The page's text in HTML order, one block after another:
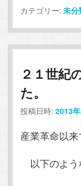
カテゴリー: 未分
２１世紀
た。
投稿日時:2013
産業革命以
以下のよう